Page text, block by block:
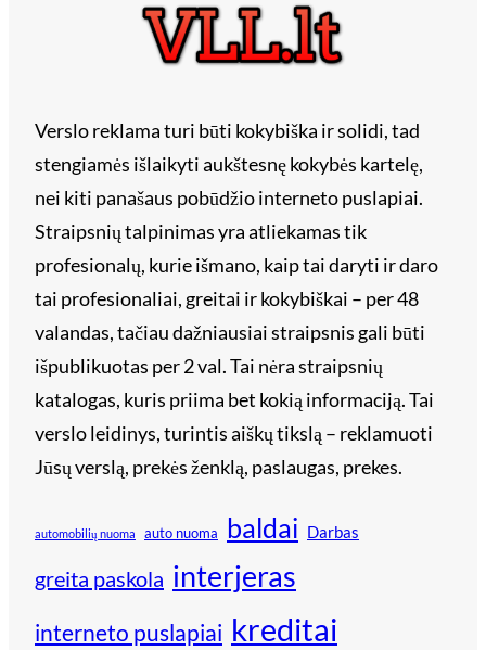
Verslo reklama turi būti kokybiška ir solidi, tad
stengiamės išlaikyti aukštesnę kokybės kartelę,
nei kiti panašaus pobūdžio interneto puslapiai.
Straipsnių talpinimas yra atliekamas tik
profesionalų, kurie išmano, kaip tai daryti ir daro
tai profesionaliai, greitai ir kokybiškai – per 48
valandas, tačiau dažniausiai straipsnis gali būti
išpublikuotas per 2 val. Tai nėra straipsnių
katalogas, kuris priima bet kokią informaciją. Tai
verslo leidinys, turintis aiškų tikslą – reklamuoti
Jūsų verslą, prekės ženklą, paslaugas, prekes.
automobilių nuoma auto nuoma baldai Darbas
greita paskola interjeras
interneto puslapiai kreditai